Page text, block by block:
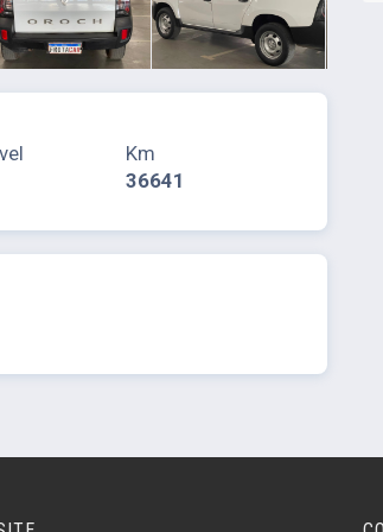
Km
36641